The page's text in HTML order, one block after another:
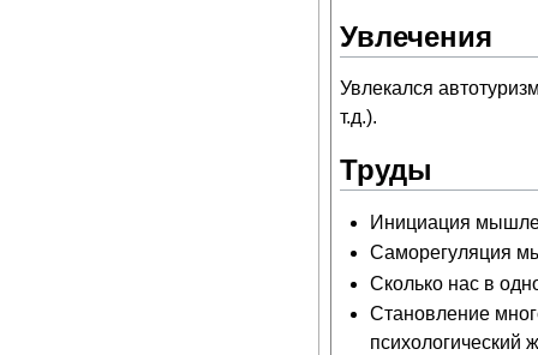
Увлечения
Увлекался
т.д.).
Труды
Инициация
Саморегуляция
Сколько нас в
Становление
психологический